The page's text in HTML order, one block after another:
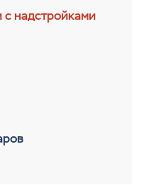
надстройками